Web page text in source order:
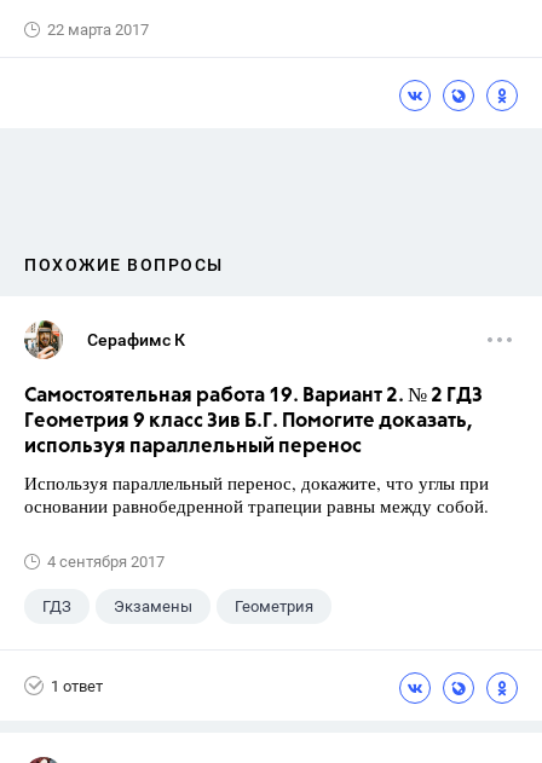
22 марта 2017
ПОХОЖИЕ ВОПРОСЫ
Серафимс К
Самостоятельная работа 19. Вариант 2. № 2 ГДЗ
Геометрия 9 класс Зив Б.Г. Помогите доказать,
используя параллельный перенос
Используя параллельный перенос, докажите, что углы при
основании равнобедренной трапеции равны между собой.
4 сентября 2017
ГДЗ Экзамены Геометрия
1 ответ